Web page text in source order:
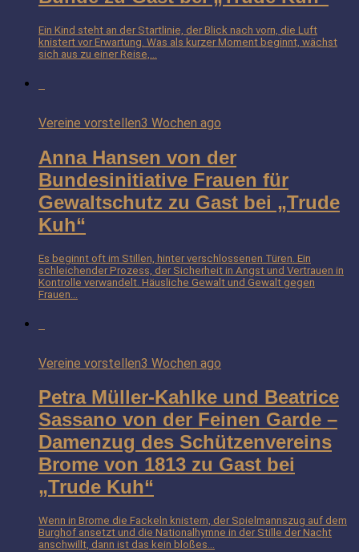
Ein Kind steht an der Startlinie, der Blick nach vorn, die Luft
knistert vor Erwartung. Was als kurzer Moment beginnt, wächst
sich aus zu einer Reise,...
Vereine vorstellen3 Wochen ago
Anna Hansen von der
Bundesinitiative Frauen für
Gewaltschutz zu Gast bei „Trude
Kuh“
Es beginnt oft im Stillen, hinter verschlossenen Türen. Ein
schleichender Prozess, der Sicherheit in Angst und Vertrauen in
Kontrolle verwandelt. Häusliche Gewalt und Gewalt gegen
Frauen...
Vereine vorstellen3 Wochen ago
Petra Müller-Kahlke und Beatrice
Sassano von der Feinen Garde –
Damenzug des Schützenvereins
Brome von 1813 zu Gast bei
„Trude Kuh“
Wenn in Brome die Fackeln knistern, der Spielmannszug auf dem
Burghof ansetzt und die Nationalhymne in der Stille der Nacht
anschwillt, dann ist das kein bloßes...